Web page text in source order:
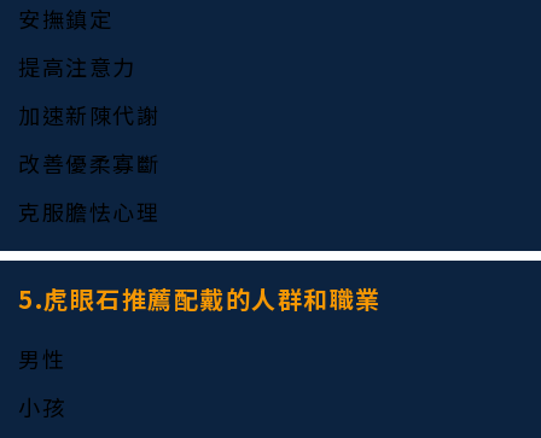
安撫鎮定
提高注意力
加速新陳代謝
改善優柔寡斷
克服膽怯心理
5.虎眼石推薦配戴的人群和職業
男性
小孩